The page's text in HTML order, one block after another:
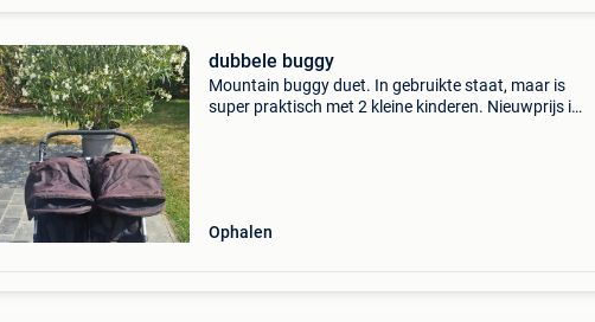
dubbele buggy
Mountain buggy duet. In gebruikte staat, maar is
super praktisch met 2 kleine kinderen. Nieuwprijs is
Ophalen